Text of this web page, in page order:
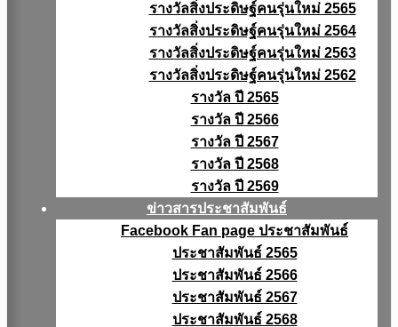
รางวัลสิ่งประดิษฐ์คนรุ่นใหม่ 2565
รางวัลสิ่งประดิษฐ์คนรุ่นใหม่ 2564
รางวัลสิ่งประดิษฐ์คนรุ่นใหม่ 2563
รางวัลสิ่งประดิษฐ์คนรุ่นใหม่ 2562
รางวัล ปี 2565
รางวัล ปี 2566
รางวัล ปี 2567
รางวัล ปี 2568
รางวัล ปี 2569
ข่าวสารประชาสัมพันธ์
Facebook Fan page ประชาสัมพันธ์
ประชาสัมพันธ์ 2565
ประชาสัมพันธ์ 2566
ประชาสัมพันธ์ 2567
ประชาสัมพันธ์ 2568